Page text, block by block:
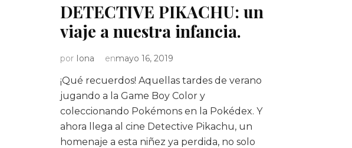
DETECTIVE PIKACHU: un
viaje a nuestra infancia.
por Iona enmayo 16, 2019
¡Qué recuerdos! Aquellas tardes de verano
jugando a la Game Boy Color y
coleccionando Pokémons en la Pokédex. Y
ahora llega al cine Detective Pikachu, un
homenaje a esta niñez ya perdida, no solo